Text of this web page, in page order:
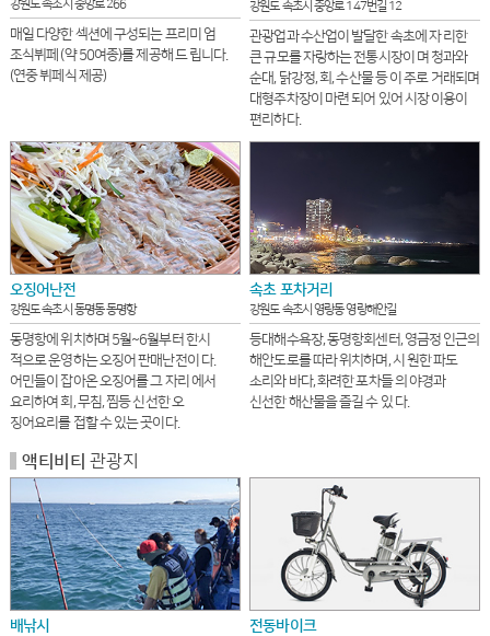
강원도 속초시 중앙로 266
매일 다양한 섹션에 구성되는 프리미 엄
조식뷔페 (약 50여종)를 제공해 드 립니다.
(연중 뷔페식 제공)
강원도 속초시 중앙로 147번길 12
관광업과 수산업이 발달한 속초에 자 리한
큰 규모를 자랑하는 전통시장이 며 청과와
순대, 닭강정, 회, 수산물 등 이 주로 거래되며
대형주차장이 마련 되어 있어 시장 이용이
편리하다.
오징어난전
강원도 속초시 동명동 동명항
동명항에 위치하며 5월~6월부터 한시
적으로 운영하는 오징어 판매난전이 다.
어민들이 잡아온 오징어를 그 자리 에서
요리하여 회, 무침, 찜등 신선한 오
징어요리를 접할 수 있는 곳이다.
속초 포차거리
강원도 속초시 영랑동 영랑해안길
등대해수욕장, 동명항회센터, 영금정 인근의
해안도로를 따라 위치하며, 시 원한 파도
소리와 바다, 화려한 포차들 의 야경과
신선한 해산물을 즐길 수 있 다.
액티비티 관광지
배낚시 전동바이크